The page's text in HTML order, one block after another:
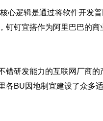
心逻辑是通过将软件开发
钉钉宜搭作为阿里巴巴的商
错研发能力的互联网厂商的
各BU因地制宜建设了众多